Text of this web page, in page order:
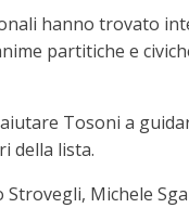
hanno trovato
partitiche e
Tosoni a
della lista.
Strovegli, Michele